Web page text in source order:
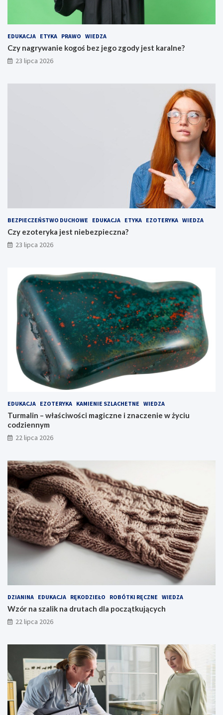
EDUKACJA ETYKA PRAWO WIEDZA
Czy nagrywanie kogoś bez jego zgody jest karalne?
23 lipca 2026
BEZPIECZEŃSTWO DUCHOWE EDUKACJA ETYKA EZOTERYKA WIEDZA
Czy ezoteryka jest niebezpieczna?
23 lipca 2026
EDUKACJA EZOTERYKA KAMIENIE SZLACHETNE WIEDZA
Turmalin – właściwości magiczne i znaczenie w życiu
codziennym
22 lipca 2026
DZIANINA EDUKACJA RĘKODZIEŁO ROBÓTKI RĘCZNE WIEDZA
Wzór na szalik na drutach dla początkujących
22 lipca 2026